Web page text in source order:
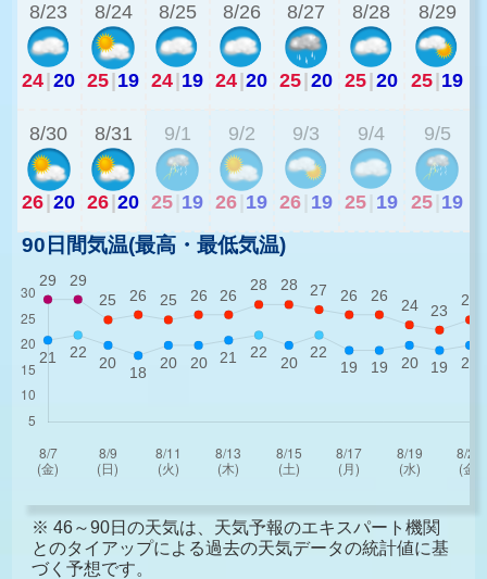
8/23
24|20
8/24
25|19
8/25
24|19
8/26
24|20
8/27
25|20
8/28
25|20
8/29
25|19
8/30
26|20
8/31
26|20
9/1
25 19
9/2
26 19
9/3
26 19
9/4
25 19
9/5
25 19
90日間気温(最高・最低気温)
※ 46～90日の天気は、天気予報のエキスパート機関
とのタイアップによる過去の天気データの統計値に基
づく予想です。